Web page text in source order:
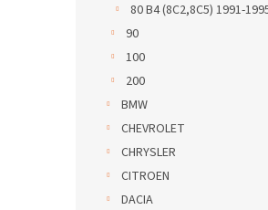
80 B4 (8C2,8C5) 1991-
90
100
200
BMW
CHEVROLET
CHRYSLER
CITROEN
DACIA